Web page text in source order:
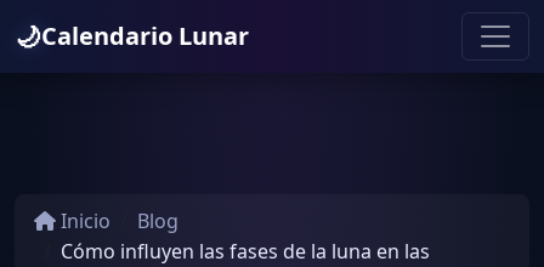
🌙Calendario Lunar
Inicio
Blog
Cómo influyen las fases de la luna en las